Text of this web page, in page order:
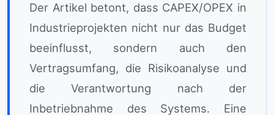
Der Artikel betont, dass CAPEX/OPEX in
Industrieprojekten nicht nur das Budget
beeinflusst, sondern auch den
Vertragsumfang, die Risikoanalyse und
die Verantwortung nach der
Inbetriebnahme des Systems. Eine